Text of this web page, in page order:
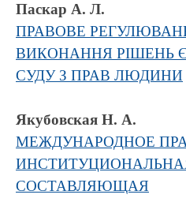
Паскар А. Л.
ПРАВОВЕ
ВИКОНАННЯ РІШЕНЬ
СУДУ З ПРАВ ЛЮДИНИ
Якубовская Н. А.
МЕЖДУНАРОДНОЕ
СОСТАВЛЯЮЩАЯ